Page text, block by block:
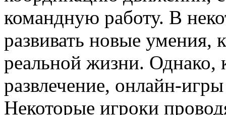
командную работу. В
развивать новые умения,
реальной жизни. Однако,
развлечение, онлайн-
Некоторые игроки